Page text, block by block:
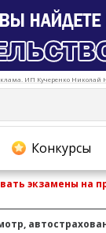
ИП Кучеренко Николай
Конкурсы
экзамены на